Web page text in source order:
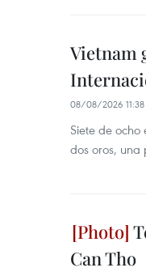
Vietnam
08/08/2026 11:38
Siete de
dos oros, una
Can Tho